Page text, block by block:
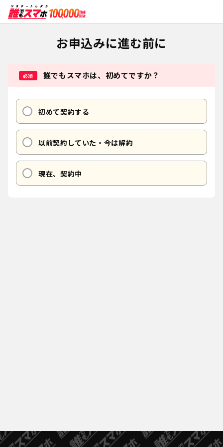
お申込みに進む前に
必須 誰でもスマホは、初めてですか？
初めて契約する
以前契約していた・今は解約
現在、契約中